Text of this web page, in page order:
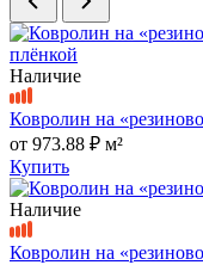
Наличие
Ковролин на
от 973.88 ₽ м²
Купить
Наличие
Ковролин на